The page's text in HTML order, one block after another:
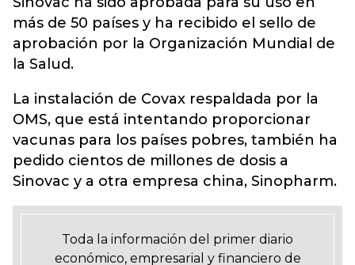
más de 50 países y ha recibido el sello de
aprobación por la Organización Mundial de
la Salud.
La instalación de Covax respaldada por la
OMS, que está intentando proporcionar
vacunas para los países pobres, también ha
pedido cientos de millones de dosis a
Sinovac y a otra empresa china, Sinopharm.
Toda la información del primer diario
económico, empresarial y financiero de